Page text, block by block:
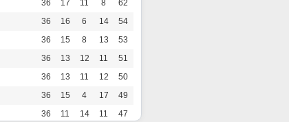
36 17 11 8
62
36 16 6 14
54
36 15 8 13
53
36 13 12 11
51
36 13 11 12
50
36 15 4 17
49
36 11 14 11
47